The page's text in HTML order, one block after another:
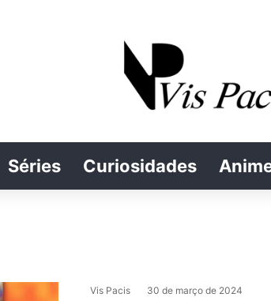
Séries Curiosidades
Vis Pacis 30 de março de 2024